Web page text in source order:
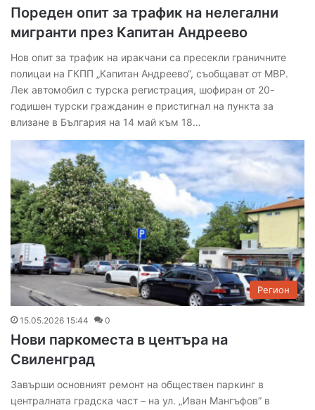
Пореден опит за трафик на нелегални
мигранти през Капитан Андреево
Нов опит за трафик на иракчани са пресекли граничните
полицаи на ГКПП „Капитан Андреево“, съобщават от МВР.
Лек автомобил с турска регистрация, шофиран от 20-
годишен турски гражданин е пристигнал на пункта за
влизане в България на 14 май към 18…
Регион
15.05.2026 15:44 0
Нови паркоместа в центъра на
Свиленград
Завърши основният ремонт на обществен паркинг в
централната градска част – на ул. „Иван Мангъфов” в